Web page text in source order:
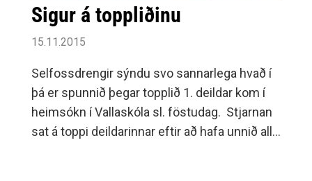
Sigur á toppliðinu
15.11.2015
Selfossdrengir sýndu svo sannarlega hvað í
þá er spunnið þegar topplið 1. deildar kom í
heimsókn í Vallaskóla sl. föstudag. Stjarnan
sat á toppi deildarinnar eftir að hafa unnið alla